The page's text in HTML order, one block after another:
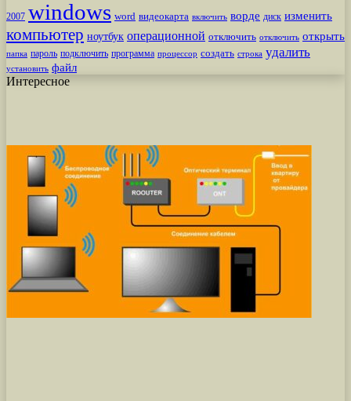
2007 windows word видеокарта включить ворде диск изменить
компьютер ноутбук операционной отключить отключить открыть
папка пароль подключить программа процессор создать строка удалить
установить файл
Интересное